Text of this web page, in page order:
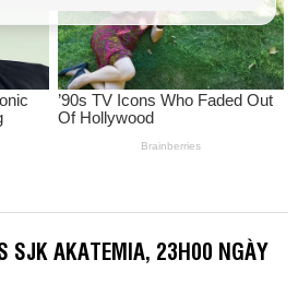
SJK AKATEMIA, 23H00 NGÀY